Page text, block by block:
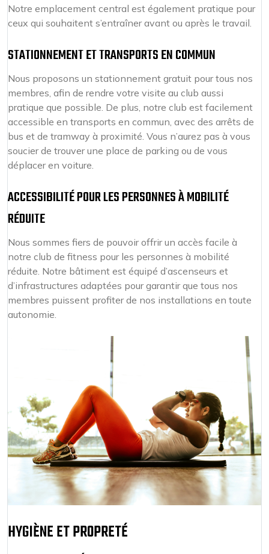
Notre emplacement central est également pratique pour
ceux qui souhaitent s’entraîner avant ou après le travail.
STATIONNEMENT ET TRANSPORTS EN COMMUN
Nous proposons un stationnement gratuit pour tous nos
membres, afin de rendre votre visite au club aussi
pratique que possible. De plus, notre club est facilement
accessible en transports en commun, avec des arrêts de
bus et de tramway à proximité. Vous n’aurez pas à vous
soucier de trouver une place de parking ou de vous
déplacer en voiture.
ACCESSIBILITÉ POUR LES PERSONNES À MOBILITÉ
RÉDUITE
Nous sommes fiers de pouvoir offrir un accès facile à
notre club de fitness pour les personnes à mobilité
réduite. Notre bâtiment est équipé d’ascenseurs et
d’infrastructures adaptées pour garantir que tous nos
membres puissent profiter de nos installations en toute
autonomie.
HYGIÈNE ET PROPRETÉ